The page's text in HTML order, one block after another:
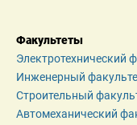
Факультеты
Электротехнический
Инженерный
Строительный
Автомеханический